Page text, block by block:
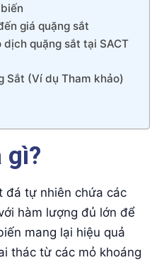
giá quặng sắt
quặng sắt tại SACT
Sắt (Ví dụ Tham khảo)
gì?
đá tự nhiên chứa các
hàm lượng đủ lớn để
mang lại hiệu quả
thác từ các mỏ khoáng